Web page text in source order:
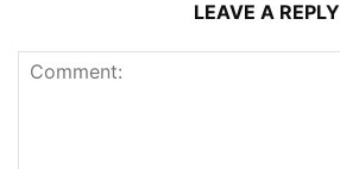
LEAVE A REPLY